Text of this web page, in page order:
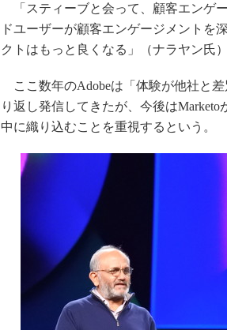
「スティーブと会って、顧客エンゲ
ドユーザーが顧客エンゲージメントを
クトはもっと良くなる」（ナラヤン氏）
ここ数年のAdobeは「体験が他社と
り返し発信してきたが、今後は
中に織り込むことを重視するという。